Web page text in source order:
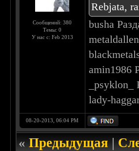
Сообщений: 380
Темы: 0
У нас с: Feb 2013
Rebjata,
busha
amin1986
lady-
08-20-2013, 06:04 PM
«Предыдущая|